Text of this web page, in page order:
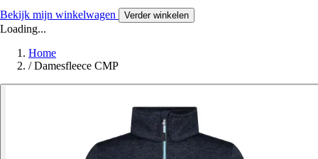
Bekijk mijn winkelwagen Verder winkelen
Loading...
Home
/ Damesfleece CMP